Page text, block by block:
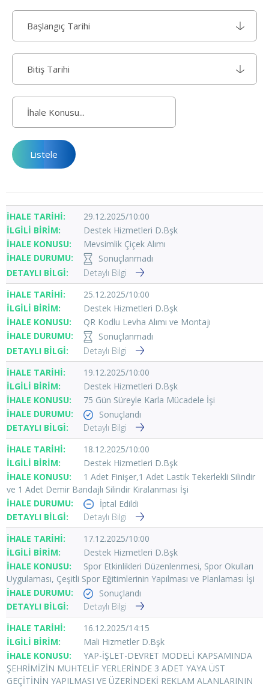
29.12.2025/10:00
Destek Hizmetleri D.Bşk
Mevsimlik Çiçek Alımı
Sonuçlanmadı
Detaylı Bilgi
25.12.2025/10:00
Destek Hizmetleri D.Bşk
QR Kodlu Levha Alımı ve Montajı
Sonuçlanmadı
Detaylı Bilgi
19.12.2025/10:00
Destek Hizmetleri D.Bşk
75 Gün Süreyle Karla Mücadele İşi
Sonuçlandı
Detaylı Bilgi
18.12.2025/10:00
Destek Hizmetleri D.Bşk
1 Adet Finişer,1 Adet Lastik Tekerlekli Silindir
ve 1 Adet Demir Bandajlı Silindir Kiralanması İşi
İptal Edildi
Detaylı Bilgi
17.12.2025/10:00
Destek Hizmetleri D.Bşk
Spor Etkinlikleri Düzenlenmesi, Spor Okulları
Uygulaması, Çeşitli Spor Eğitimlerinin Yapılması ve Planlaması İşi
Sonuçlandı
Detaylı Bilgi
16.12.2025/14:15
Mali Hizmetler D.Bşk
YAP-İŞLET-DEVRET MODELİ KAPSAMINDA
ŞEHRİMİZİN MUHTELİF YERLERİNDE 3 ADET YAYA ÜST
GEÇİTİNİN YAPILMASI VE ÜZERİNDEKİ REKLAM ALANLARININ